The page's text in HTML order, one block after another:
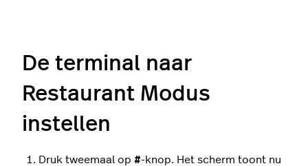
De terminal naar
Restaurant Modus
instellen
Druk tweemaal op #-knop. Het scherm toont nu